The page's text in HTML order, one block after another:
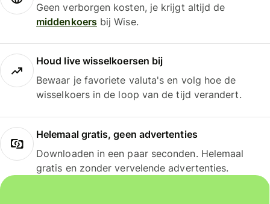
Geen verborgen kosten, je krijgt altijd de
middenkoersbij Wise.
Houd live wisselkoersen bij
Bewaar je favoriete valuta's en volg hoe de
wisselkoers in de loop van de tijd verandert.
Helemaal gratis, geen advertenties
Downloaden in een paar seconden. Helemaal
gratis en zonder vervelende advertenties.